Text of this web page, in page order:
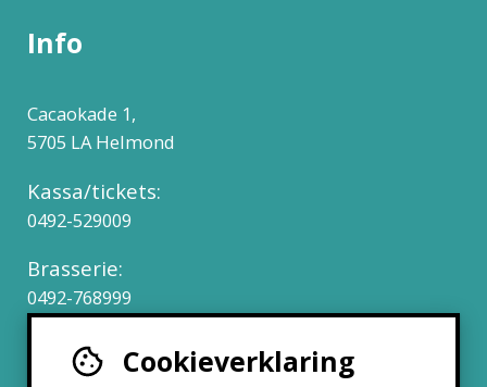
Cookieverklaring
Info
Cacaokade 1,
5705 LA Helmond
Kassa/tickets:
0492-529009
Brasserie:
0492-768999
Werken bij